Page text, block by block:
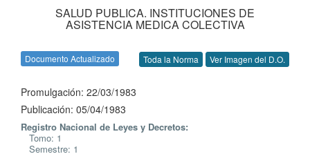
SALUD PUBLICA. INSTITUCIONES DE
ASISTENCIA MEDICA COLECTIVA
Documento Actualizado Toda la Norma Ver Imagen del D.O.
Promulgación: 22/03/1983
Publicación: 05/04/1983
Registro Nacional de Leyes y Decretos:
Tomo: 1
Semestre: 1